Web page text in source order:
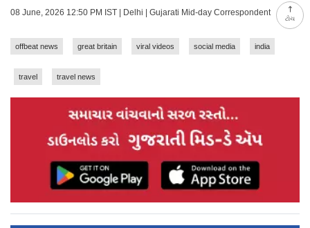
ટોચ
08 June, 2026 12:50 PM IST | Delhi | Gujarati Mid-day Correspondent
offbeat news great britain viral videos social media india
travel travel news